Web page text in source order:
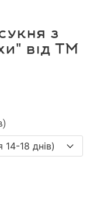
з
від ТМ